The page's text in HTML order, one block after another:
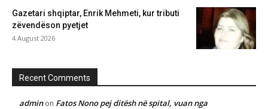
Gazetari shqiptar, Enrik Mehmeti, kur tributi
zëvendëson pyetjet
4 August 2026
Recent Comments
adminon Fatos Nono pej ditësh në spital, vuan nga